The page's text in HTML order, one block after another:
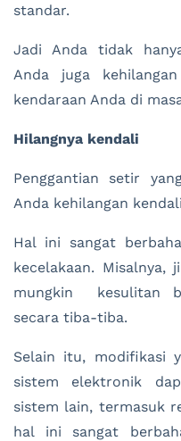
standar.
Jadi Anda tidak
Anda juga
kendaraan Anda di
Hilangnya kendali
Penggantian setir
Anda kehilangan
Hal ini sangat
kecelakaan.
mungkin kesulitan
secara tiba-tiba.
Selain itu, modifikasi
sistem elektronik
sistem lain, termasuk
hal ini sangat